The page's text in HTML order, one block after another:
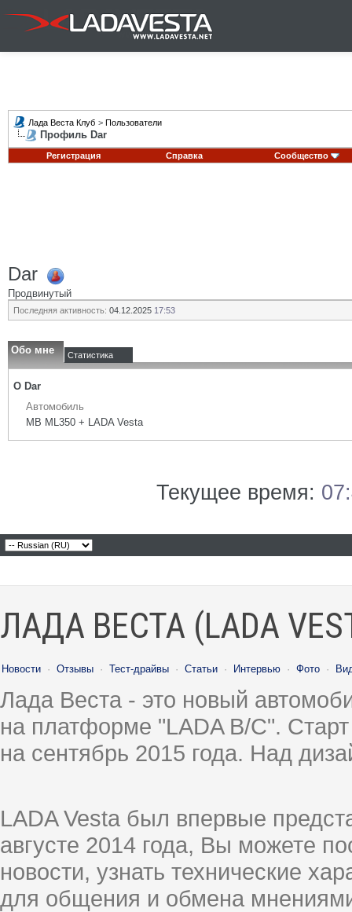
Лада Веста Клуб > Пользователи
Профиль Dar
Регистрация Справка Сообщество
Dar
Продвинутый
Последняя активность: 04.12.2025 17:53
Обо мне Статистика
О Dar
Автомобиль
MB ML350 + LADA Vesta
Текущее время:
ЛАДА ВЕСТА (LADA
Новости · Отзывы · Тест-драйвы · Статьи · Интервью · Фото ·
Лада Веста - это новый
на платформе "LADA B/C".
на сентябрь 2015 года. Над
LADA Vesta был впервые
августе 2014 года, Вы можете
новости, узнать технические
для общения и обмена